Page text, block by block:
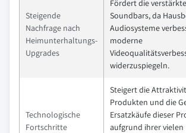
Steigende
Nachfrage nach
Heimunterhaltungs-
Upgrades
Fördert die
Soundbars, da
Audiosysteme
moderne
widerzuspiegeln.
Technologische
Fortschritte
Steigert die
Produkten und die
Ersatzkäufe dieser
aufgrund ihrer vielen